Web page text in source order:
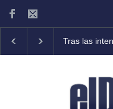
Tras las